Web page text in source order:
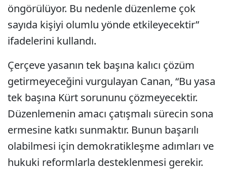
öngörülüyor. Bu nedenle düzenleme çok
sayıda kişiyi olumlu yönde etkileyecektir”
ifadelerini kullandı.
Çerçeve yasanın tek başına kalıcı çözüm
getirmeyeceğini vurgulayan Canan, “Bu yasa
tek başına Kürt sorununu çözmeyecektir.
Düzenlemenin amacı çatışmalı sürecin sona
ermesine katkı sunmaktır. Bunun başarılı
olabilmesi için demokratikleşme adımları ve
hukuki reformlarla desteklenmesi gerekir.